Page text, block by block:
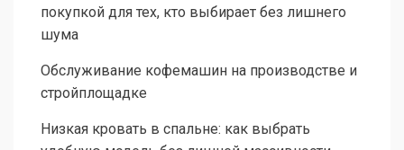
покупкой для тех, кто выбирает без лишнего
шума
Обслуживание кофемашин на производстве и
стройплощадке
Низкая кровать в спальне: как выбрать